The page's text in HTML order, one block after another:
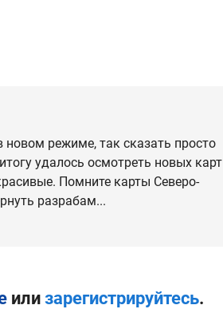
режиме, так сказать просто
удалось осмотреть новых карт
Помните карты Северо-
разрабам...
или зарегистрируйтесь.